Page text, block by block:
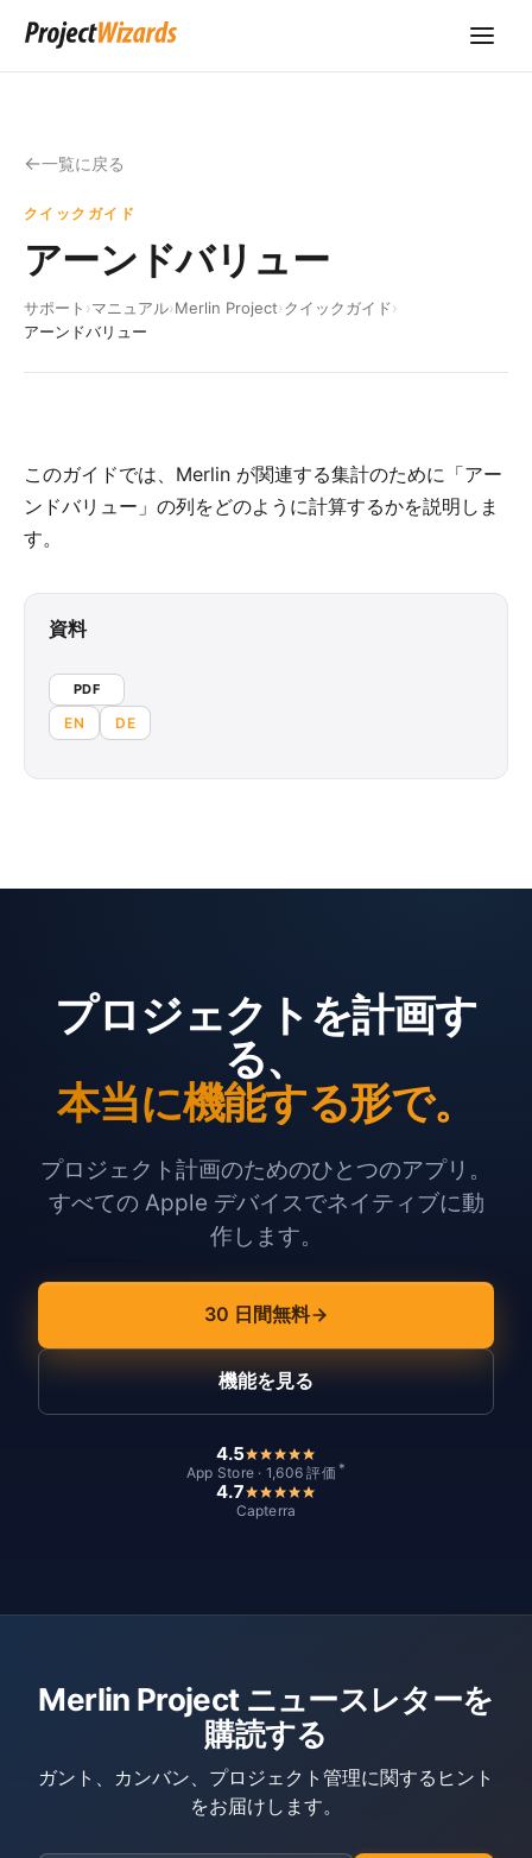
一覧に戻る
クイックガイド
アーンドバリュー
サポート ›マニュアル›Merlin Project›クイックガイド›
アーンドバリュー
このガイドでは、Merlin が関連する集計のために「アー
ンドバリュー」の列をどのように計算するかを説明しま
す。
資料
PDF
EN DE
プロジェクトを計画す
る、
本当に機能する形で。
プロジェクト計画のためのひとつのアプリ。
すべての Apple デバイスでネイティブに動
作します。
30 日間無料
機能を見る
4.5
App Store · 1,606 評価 *
4.7
Capterra
Merlin Project ニュースレターを
購読する
ガント、カンバン、プロジェクト管理に関するヒント
をお届けします。